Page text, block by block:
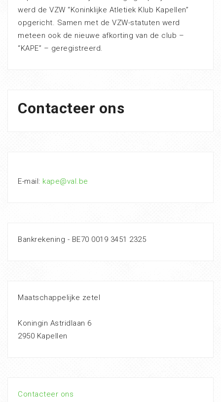
werd de VZW “Koninklijke Atletiek Klub Kapellen”
opgericht. Samen met de VZW-statuten werd
meteen ook de nieuwe afkorting van de club –
“KAPE” – geregistreerd.
Contacteer ons
E-mail: kape@val.be
Bankrekening - BE70 0019 3451 2325
Maatschappelijke zetel
Koningin Astridlaan 6
2950 Kapellen
Contacteer ons